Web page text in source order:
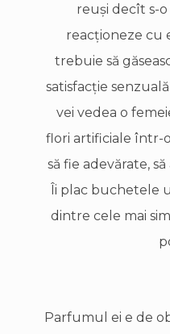
reuşi decît s-o
reacţioneze cu
trebuie să
satisfacţie
vei vedea o
flori artificiale într-
să fie adevărate,
Îi plac buchetele
dintre cele mai
Parfumul ei e de